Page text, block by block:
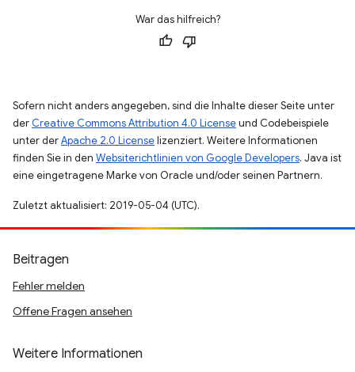
War das hilfreich?
Sofern nicht anders angegeben, sind die Inhalte dieser Seite unter
der Creative Commons Attribution 4.0 Licenseund Codebeispiele
unter derApache 2.0 Licenselizenziert. Weitere Informationen
finden Sie in den Websiterichtlinien von Google Developers. Java ist
eine eingetragene Marke von Oracle und/oder seinen Partnern.
Zuletzt aktualisiert: 2019-05-04 (UTC).
Beitragen
Fehler melden
Offene Fragen ansehen
Weitere Informationen